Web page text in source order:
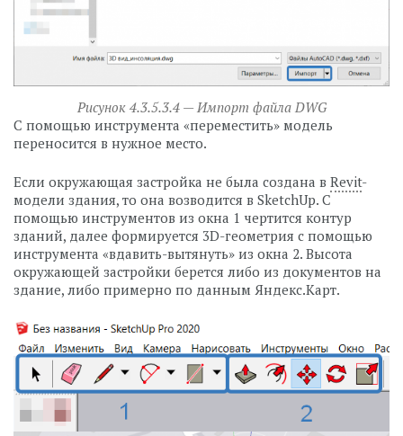
Рисунок 4.3.5.3.4 — Импорт файла DWG
С помощью инструмента «переместить» модель
переносится в нужное место.
Если окружающая застройка не была создана в Revit-
модели здания, то она возводится в SketchUp. С
помощью инструментов из окна 1 чертится контур
зданий, далее формируется 3D-геометрия с помощью
инструмента «вдавить-вытянуть» из окна 2. Высота
окружающей застройки берется либо из документов на
здание, либо примерно по данным Яндекс.Карт.